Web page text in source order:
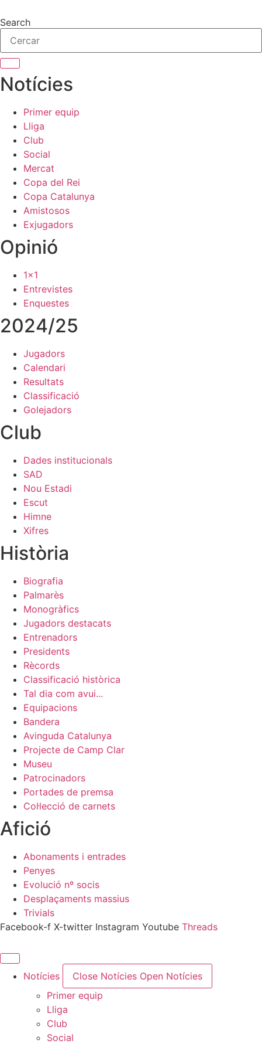
al
contingut
Search
Notícies
Primer equip
Lliga
Club
Social
Mercat
Copa del Rei
Copa Catalunya
Amistosos
Exjugadors
Opinió
1x1
Entrevistes
Enquestes
2024/25
Jugadors
Calendari
Resultats
Classificació
Golejadors
Club
Dades institucionals
SAD
Nou Estadi
Escut
Himne
Xifres
Història
Biografia
Palmarès
Monogràfics
Jugadors destacats
Entrenadors
Presidents
Rècords
Classificació històrica
Tal dia com avui...
Equipacions
Bandera
Avinguda Catalunya
Projecte de Camp Clar
Museu
Patrocinadors
Portades de premsa
Col·lecció de carnets
Afició
Abonaments i entrades
Penyes
Evolució nº socis
Desplaçaments massius
Trivials
Facebook-f X-twitter Instagram Youtube Threads
Notícies Close Notícies Open Notícies
Primer equip
Lliga
Club
Social